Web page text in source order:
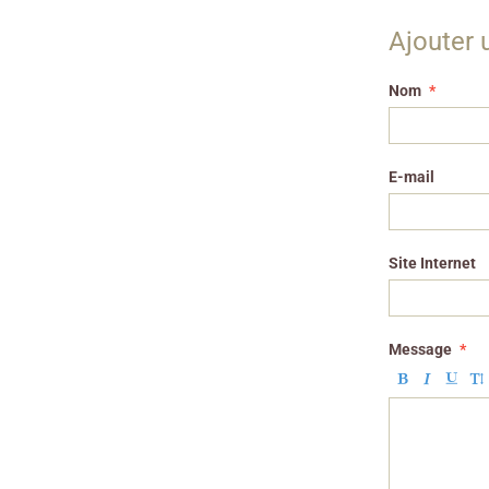
Ajouter
Nom
E-mail
Site Internet
Message